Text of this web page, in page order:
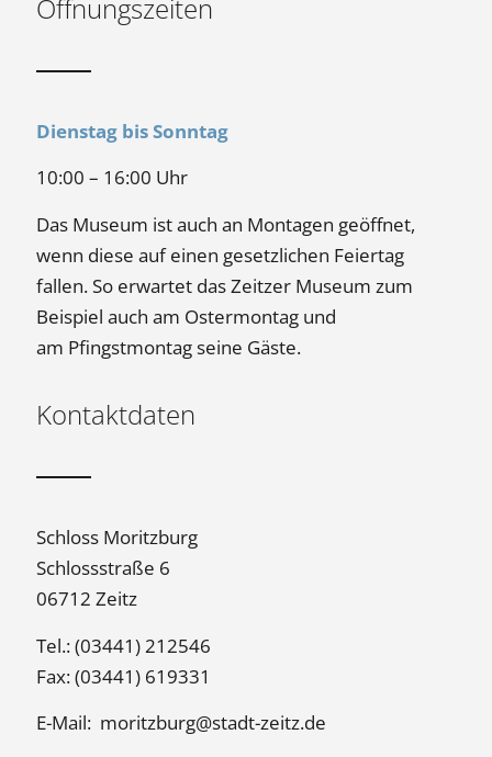
Öffnungszeiten
Dienstag bis Sonntag
10:00 – 16:00 Uhr
Das Museum ist auch an Montagen geöffnet,
wenn diese auf einen gesetzlichen Feiertag
fallen. So erwartet das Zeitzer Museum zum
Beispiel auch am Ostermontag und
am Pfingstmontag seine Gäste.
Kontaktdaten
Schloss Moritzburg
Schlossstraße 6
06712 Zeitz
Tel.: (03441) 212546
Fax: (03441) 619331
E-Mail: moritzburg@stadt-zeitz.de